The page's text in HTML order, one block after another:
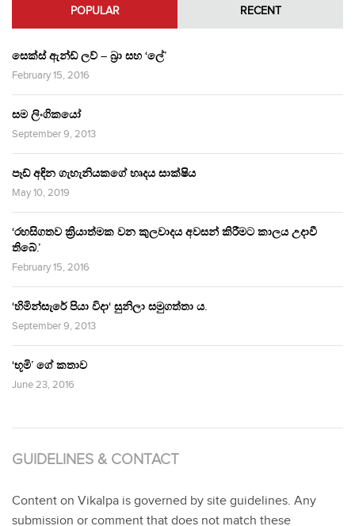
POPULAR RECENT
සෙක්ස් ඇන්ඩ් ලව් – බ්‍රා සහ ‘ලේ’
February 15, 2016
සම ලිංගිකයෝ
September 9, 2013
පෑඩ් අඳින ගැහැනියකගේ හෘදය සාක්ෂිය
May 10, 2019
‘රහසිගතව ක්‍රියාත්මක වන කුලවාදය අවසන් කිරීමට කාලය උදාවී
තිබේ.’
February 15, 2016
‘හිමින්සැරේ පියා විදා‘ සුනිලා සමුගත්තා ය.
September 9, 2013
‘භූමි’ ගේ කතාව
June 23, 2016
GUIDELINES & CONTACT
Content on Vikalpa is governed by site guidelines. Any
submission or comment that does not match these